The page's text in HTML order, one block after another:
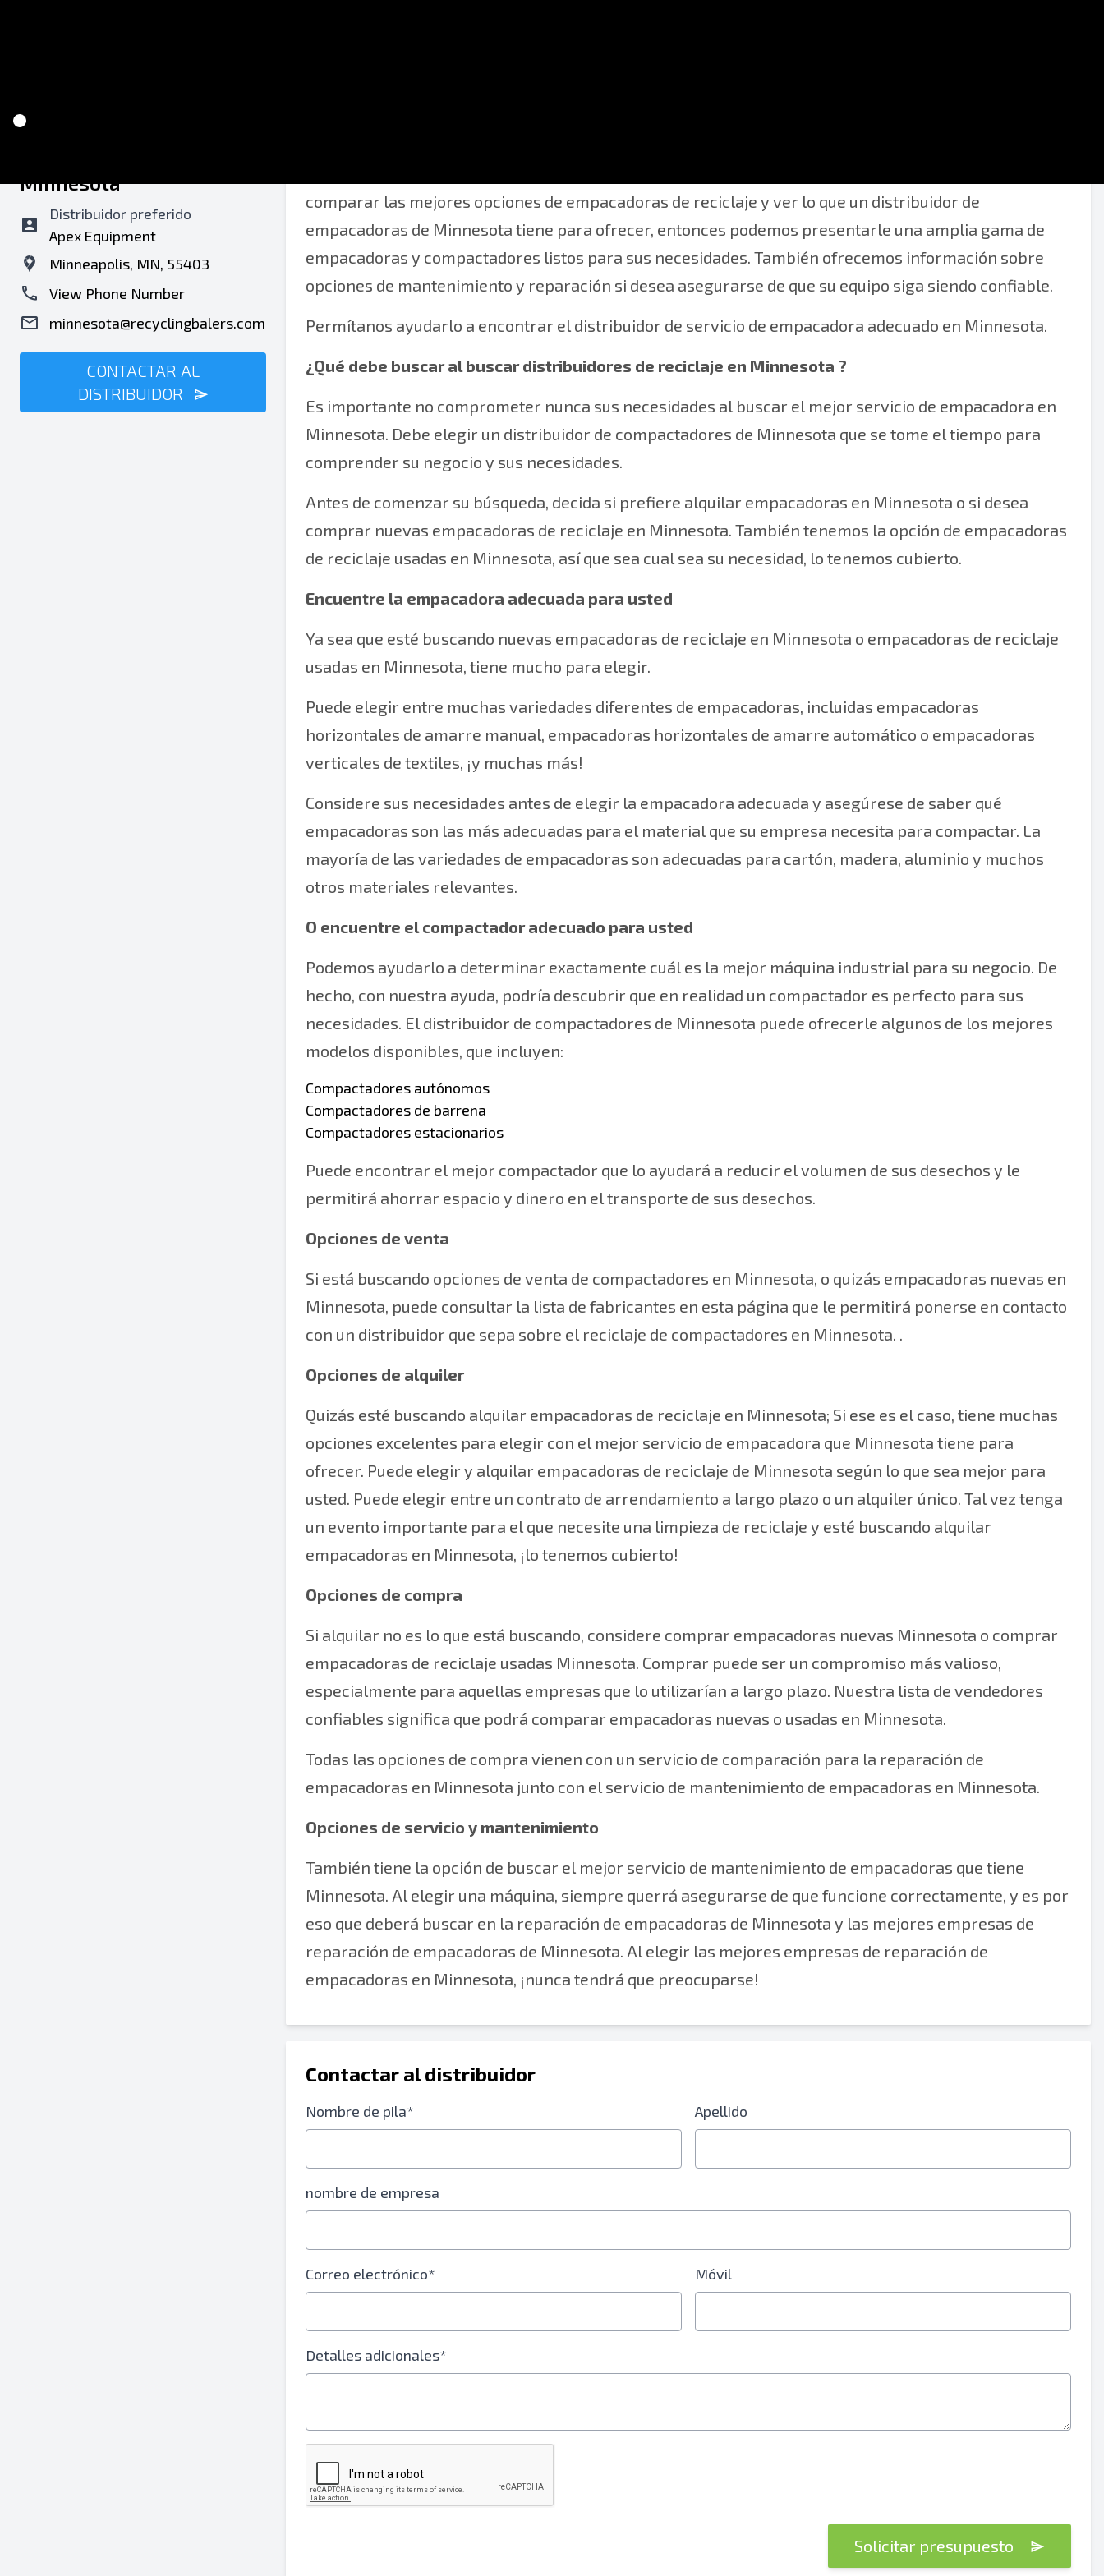
Minnesota
Distribuidor preferido
Apex Equipment
Minneapolis, MN, 55403
View Phone Number
minnesota@recyclingbalers.com
CONTACTAR AL
DISTRIBUIDOR
comparar las mejores opciones de empacadoras de reciclaje y ver lo que un distribuidor de
empacadoras de Minnesota tiene para ofrecer, entonces podemos presentarle una amplia gama de
empacadoras y compactadores listos para sus necesidades. También ofrecemos información sobre
opciones de mantenimiento y reparación si desea asegurarse de que su equipo siga siendo confiable.
Permítanos ayudarlo a encontrar el distribuidor de servicio de empacadora adecuado en Minnesota.
¿Qué debe buscar al buscar distribuidores de reciclaje en Minnesota ?
Es importante no comprometer nunca sus necesidades al buscar el mejor servicio de empacadora en
Minnesota. Debe elegir un distribuidor de compactadores de Minnesota que se tome el tiempo para
comprender su negocio y sus necesidades.
Antes de comenzar su búsqueda, decida si prefiere alquilar empacadoras en Minnesota o si desea
comprar nuevas empacadoras de reciclaje en Minnesota. También tenemos la opción de empacadoras
de reciclaje usadas en Minnesota, así que sea cual sea su necesidad, lo tenemos cubierto.
Encuentre la empacadora adecuada para usted
Ya sea que esté buscando nuevas empacadoras de reciclaje en Minnesota o empacadoras de reciclaje
usadas en Minnesota, tiene mucho para elegir.
Puede elegir entre muchas variedades diferentes de empacadoras, incluidas empacadoras
horizontales de amarre manual, empacadoras horizontales de amarre automático o empacadoras
verticales de textiles, ¡y muchas más!
Considere sus necesidades antes de elegir la empacadora adecuada y asegúrese de saber qué
empacadoras son las más adecuadas para el material que su empresa necesita para compactar. La
mayoría de las variedades de empacadoras son adecuadas para cartón, madera, aluminio y muchos
otros materiales relevantes.
O encuentre el compactador adecuado para usted
Podemos ayudarlo a determinar exactamente cuál es la mejor máquina industrial para su negocio. De
hecho, con nuestra ayuda, podría descubrir que en realidad un compactador es perfecto para sus
necesidades. El distribuidor de compactadores de Minnesota puede ofrecerle algunos de los mejores
modelos disponibles, que incluyen:
Compactadores autónomos
Compactadores de barrena
Compactadores estacionarios
Puede encontrar el mejor compactador que lo ayudará a reducir el volumen de sus desechos y le
permitirá ahorrar espacio y dinero en el transporte de sus desechos.
Opciones de venta
Si está buscando opciones de venta de compactadores en Minnesota, o quizás empacadoras nuevas en
Minnesota, puede consultar la lista de fabricantes en esta página que le permitirá ponerse en contacto
con un distribuidor que sepa sobre el reciclaje de compactadores en Minnesota. .
Opciones de alquiler
Quizás esté buscando alquilar empacadoras de reciclaje en Minnesota; Si ese es el caso, tiene muchas
opciones excelentes para elegir con el mejor servicio de empacadora que Minnesota tiene para
ofrecer. Puede elegir y alquilar empacadoras de reciclaje de Minnesota según lo que sea mejor para
usted. Puede elegir entre un contrato de arrendamiento a largo plazo o un alquiler único. Tal vez tenga
un evento importante para el que necesite una limpieza de reciclaje y esté buscando alquilar
empacadoras en Minnesota, ¡lo tenemos cubierto!
Opciones de compra
Si alquilar no es lo que está buscando, considere comprar empacadoras nuevas Minnesota o comprar
empacadoras de reciclaje usadas Minnesota. Comprar puede ser un compromiso más valioso,
especialmente para aquellas empresas que lo utilizarían a largo plazo. Nuestra lista de vendedores
confiables significa que podrá comparar empacadoras nuevas o usadas en Minnesota.
Todas las opciones de compra vienen con un servicio de comparación para la reparación de
empacadoras en Minnesota junto con el servicio de mantenimiento de empacadoras en Minnesota.
Opciones de servicio y mantenimiento
También tiene la opción de buscar el mejor servicio de mantenimiento de empacadoras que tiene
Minnesota. Al elegir una máquina, siempre querrá asegurarse de que funcione correctamente, y es por
eso que deberá buscar en la reparación de empacadoras de Minnesota y las mejores empresas de
reparación de empacadoras de Minnesota. Al elegir las mejores empresas de reparación de
empacadoras en Minnesota, ¡nunca tendrá que preocuparse!
Contactar al distribuidor
Nombre de pila* Apellido
nombre de empresa
Correo electrónico* Móvil
Detalles adicionales*
Solicitar presupuesto